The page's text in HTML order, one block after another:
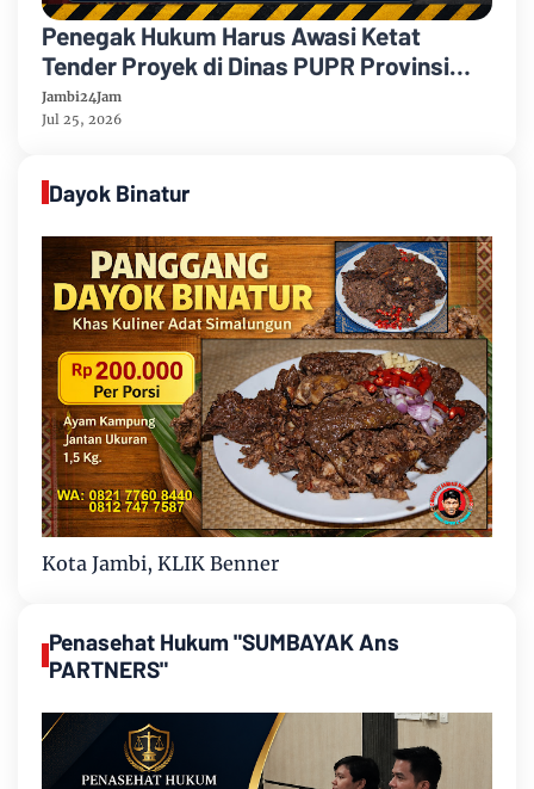
Penegak Hukum Harus Awasi Ketat
Tender Proyek di Dinas PUPR Provinsi
Jambi, Khususnya Dinas PUPR
Kabupaten Bungo
Jambi24Jam
Jul 25, 2026
Dayok Binatur
Kota Jambi, KLIK Benner
Penasehat Hukum "SUMBAYAK Ans
PARTNERS"